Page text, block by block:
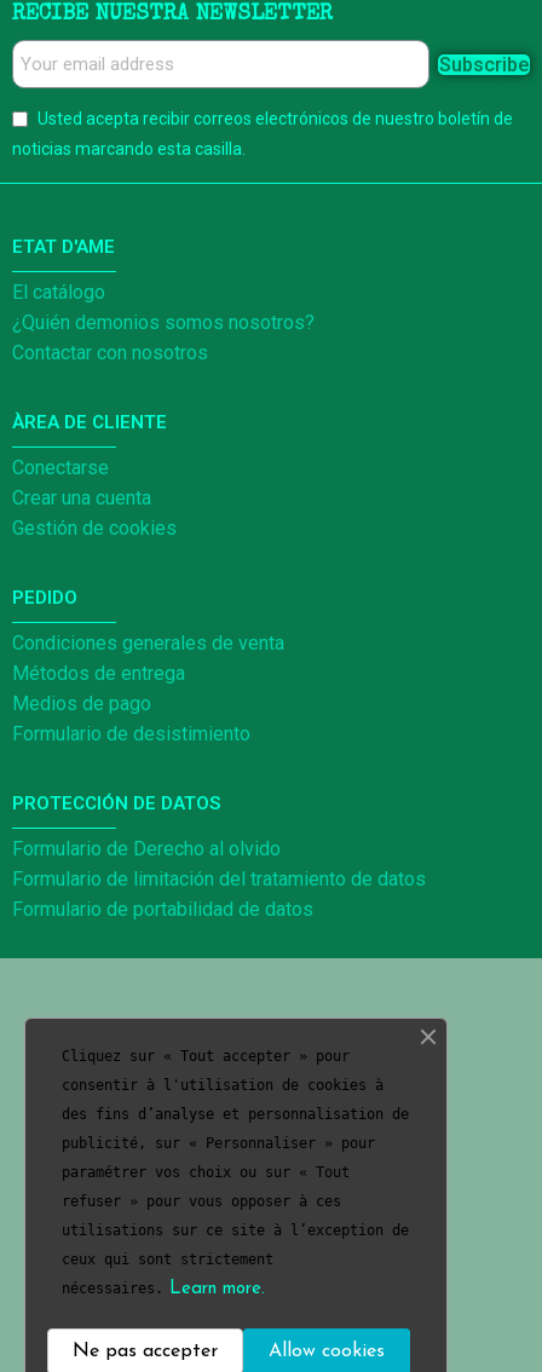
RECIBE NUESTRA NEWSLETTER
Subscribe
Usted acepta recibir correos electrónicos de nuestro boletín de
noticias marcando esta casilla.
El catálogo
¿Quién demonios somos nosotros?
Contactar con nosotros
ETAT D'AME
Conectarse
Crear una cuenta
Gestión de cookies
ÀREA DE CLIENTE
Condiciones generales de venta
Métodos de entrega
Medios de pago
Formulario de desistimiento
PEDIDO
Formulario de Derecho al olvido
Formulario de limitación del tratamiento de datos
Formulario de portabilidad de datos
PROTECCIÓN DE DATOS
Cliquez sur « Tout accepter » pour
consentir à l'utilisation de cookies à
des fins d’analyse et personnalisation de
publicité, sur « Personnaliser » pour
paramétrer vos choix ou sur « Tout
refuser » pour vous opposer à ces
utilisations sur ce site à l’exception de
ceux qui sont strictement
nécessaires.
Learn more.
Allow cookies
Ne pas accepter